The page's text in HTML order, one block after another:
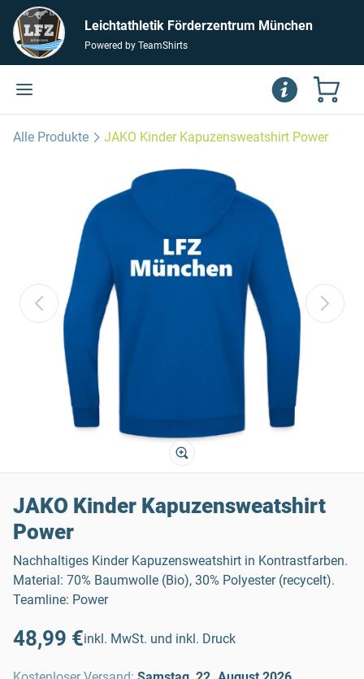
Leichtathletik Förderzentrum München
Powered by TeamShirts
Alle Produkte JAKO Kinder Kapuzensweatshirt Power
JAKO Kinder Kapuzensweatshirt
Power
Nachhaltiges Kinder Kapuzensweatshirt in Kontrastfarben.
Material: 70% Baumwolle (Bio), 30% Polyester (recycelt).
Teamline: Power
48,99 €inkl. MwSt. und inkl. Druck